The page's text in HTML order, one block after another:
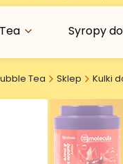
Syropy
Tea Sklep Kulki